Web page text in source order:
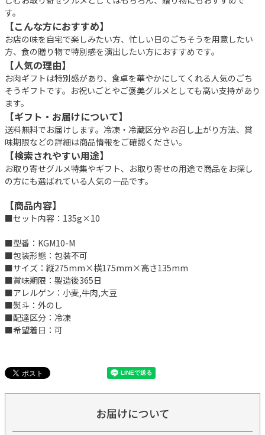
す。
【こんな方におすすめ】
お店の味を自宅で楽しみたい方、忙しい日のごちそうを用意したい
方、食の贈り物で特別感を演出したい方におすすめです。
【人気の理由】
お肉ギフトは特別感があり、食卓を華やかにしてくれる人気のごち
そうギフトです。お祝いごとやご褒美グルメとしても高い支持があり
ます。
【ギフト・お届けについて】
送料無料でお届けします。冷凍・冷蔵区分やお召し上がり方法、賞
味期限などの詳細は商品情報をご確認ください。
【検索されやすい用途】
お取り寄せグルメ特集やギフト、お取り寄せの用途で商品をお探し
の方にも選ばれている人気の一品です。
【商品内容】
■セット内容：135g×10
■型番：KGM10-M
■包装形態：包装不可
■サイズ：縦275mm×横175mm×高さ135mm
■賞味期限：製造後365日
■アレルゲン：小麦,牛肉,大豆
■熨斗：外のし
■配達区分：冷凍
■希望着日：可
お届けについて